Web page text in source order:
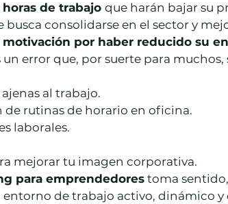
de trabajo que harán bajar su
consolidarse en el sector y
motivación por haber reducido su
un error que, por suerte para
ajenas al trabajo.
de rutinas de horario en oficina.
laborales.
mejorar tu imagen corporativa.
para emprendedores toma
de trabajo activo, dinámico y